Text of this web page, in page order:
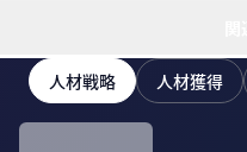
人材戦略 人材獲得